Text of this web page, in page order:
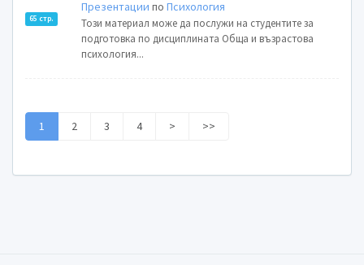
65 стр.
Презентации поПсихология
Този материал може да послужи на студентите за
подготовка по дисциплината Обща и възрастова
психология...
1 2 3 4 > >>